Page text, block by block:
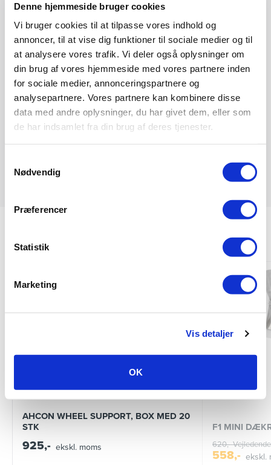
Denne hjemmeside bruger cookies
Vi bruger cookies til at tilpasse vores indhold og
annoncer, til at vise dig funktioner til sociale medier og til
at analysere vores trafik. Vi deler også oplysninger om
din brug af vores hjemmeside med vores partnere inden
for sociale medier, annonceringspartnere og
analysepartnere. Vores partnere kan kombinere disse
data med andre oplysninger, du har givet dem, eller som
de har indsamlet fra din brug af deres tjenester.
Nødvendig
Præferencer
Statistik
Marketing
Vis detaljer
OK
Containersættet er beregnet til opbevaring af dæk i 3 lag i
højden. Sættet består af 6 stk. reolgavle (Usamlet, H: 2.250
mm, D: 450 mm), 24 stk. bærebjælker (L: 2.700 mm) og
sikkerhedssplitter.
Containersættet er i den populære F1 serie, som er
certificeret af Teknologisk Institut for sin høje kvalitet.
Vær opmærksom på, at containersættet IKKE inkluderer en
container. Denne købes ved siden af. Kontakt os gerne for
formidling af en leverandør.
AHCON WHEEL SUPPORT, BOX MED 20
STK
925,- ekskl. moms
F1 MINI
620,-
558,- ekskl.